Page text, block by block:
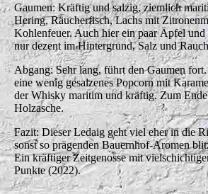
Gaumen: Kräftig und salzig, ziemlich
Hering, Räucherfisch, Lachs mit
Kohlenfeuer. Auch hier ein paar Äpfel
nur dezent im Hintergrund, Salz und
Abgang: Sehr lang, führt den Gaumen
eine wenig gesalzenes Popcorn mit
der Whisky maritim und kräftig. Zum
Holzasche.
Fazit: Dieser Ledaig geht viel eher in die
sonst so prägenden Bauernhof-Aromen
Ein kräftiger Zeitgenosse mit
Punkte (2022).